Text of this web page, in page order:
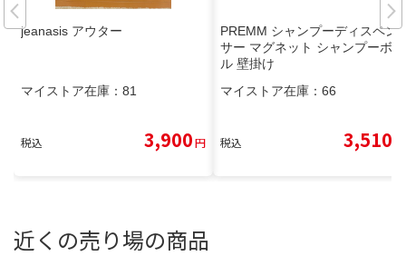
jeanasis アウター
マイストア在庫： 81
税込 3,900円
PREMM シャンプーディスペン
サー マグネット シャンプーボト
ル 壁掛け
マイストア在庫： 66
税込 3,510
近くの売り場の商品